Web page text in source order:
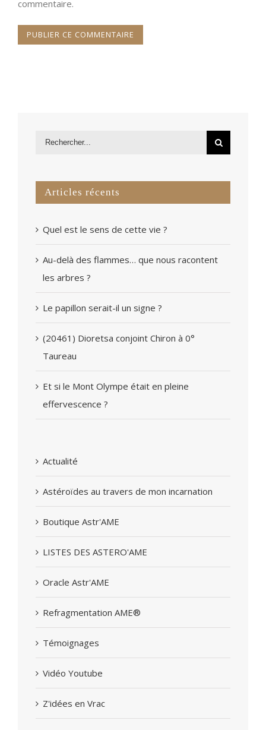
commentaire.
Articles récents
Quel est le sens de cette vie ?
Au-delà des flammes… que nous racontent
les arbres ?
Le papillon serait-il un signe ?
(20461) Dioretsa conjoint Chiron à 0°
Taureau
Et si le Mont Olympe était en pleine
effervescence ?
Actualité
Astéroïdes au travers de mon incarnation
Boutique Astr'AME
LISTES DES ASTERO'AME
Oracle Astr'AME
Refragmentation AME®
Témoignages
Vidéo Youtube
Z'idées en Vrac